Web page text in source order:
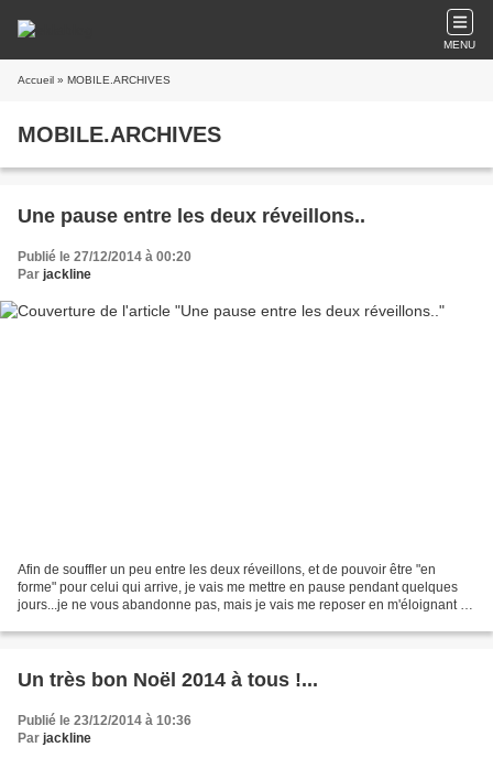
MENU
Accueil » MOBILE.ARCHIVES
MOBILE.ARCHIVES
Une pause entre les deux réveillons..
Publié le 27/12/2014 à 00:20
Par jackline
Afin de souffler un peu entre les deux réveillons, et de pouvoir être "en
forme" pour celui qui arrive, je vais me mettre en pause pendant quelques
jours...je ne vous abandonne pas, mais je vais me reposer en m'éloignant de
Un très bon Noël 2014 à tous !...
Publié le 23/12/2014 à 10:36
Par jackline